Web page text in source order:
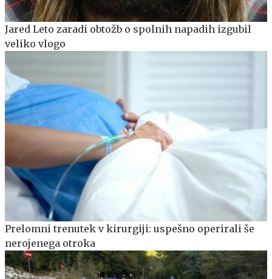
Jared Leto zaradi obtožb o spolnih napadih izgubil
veliko vlogo
Prelomni trenutek v kirurgiji: uspešno operirali še
nerojenega otroka